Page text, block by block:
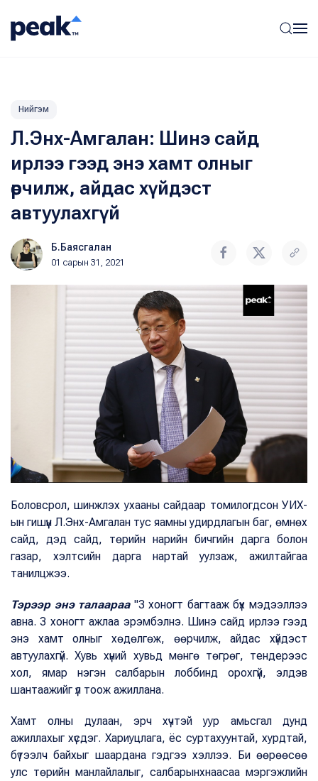
Нийгэм
Л.Энх-Амгалан: Шинэ сайд
ирлээ гээд энэ хамт олныг
өөрчилж, айдас хүйдэст
автуулахгүй
Б.Баясгалан
01 сарын 31, 2021
Боловсрол, шинжлэх ухааны сайдаар томилогдсон УИХ-
ын гишүүн Л.Энх-Амгалан тус яамны удирдлагын баг, өмнөх
сайд, дэд сайд, төрийн нарийн бичгийн дарга болон
газар, хэлтсийн дарга нартай уулзаж, ажилтайгаа
танилцжээ.
Тэрээр энэ талаараа"3 хоногт багтааж бүх мэдээллээ
авна. 3 хоногт ажлаа эрэмбэлнэ. Шинэ сайд ирлээ гээд
энэ хамт олныг хөдөлгөж, өөрчилж, айдас хүйдэст
автуулахгүй. Хувь хүний хувьд мөнгө төгрөг, тендерээс
хол, ямар нэгэн салбарын лоббинд орохгүй, элдэв
шантаажийг үл тоож ажиллана.
Хамт олны дулаан, эрч хүчтэй уур амьсгал дунд
ажиллахыг хүсдэг. Хариуцлага, ёс суртахуунтай, хурдтай,
бүтээлч байхыг шаардана гэдгээ хэллээ. Би өөрөөсөө
улс төрийн манлайлалыг, салбарынхнаасаа мэргэжлийн